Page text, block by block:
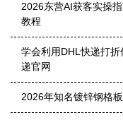
2026东营AI获客实操
教程
学会利用DHL快递打
递官网
2026年知名镀锌钢格